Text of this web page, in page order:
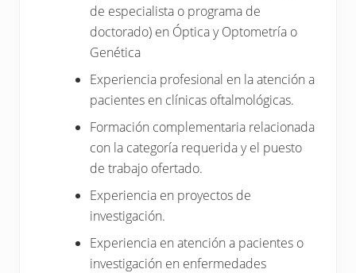
de especialista o programa de
doctorado) en Óptica y Optometría o
Genética
Experiencia profesional en la atención a
pacientes en clínicas oftalmológicas.
Formación complementaria relacionada
con la categoría requerida y el puesto
de trabajo ofertado.
Experiencia en proyectos de
investigación.
Experiencia en atención a pacientes o
investigación en enfermedades